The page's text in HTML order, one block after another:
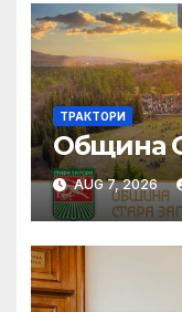
ТРАКТОРИ
Община
AUG 7, 2026